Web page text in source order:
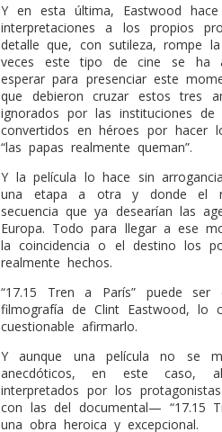
Y en esta última, Eastwood
interpretaciones a los propios
detalle que, con sutileza, rompe
veces este tipo de cine se ha
esperar para presenciar este
que debieron cruzar estos tres
ignorados por las instituciones
convertidos en héroes por hacer
“las papas realmente queman”.
Y la película lo hace sin
una etapa a otra y donde el
secuencia que ya desearían las
Europa. Todo para llegar a ese
la coincidencia o el destino los
realmente hechos.
“17.15 Tren a París” puede
filmografía de Clint Eastwood, lo
cuestionable afirmarlo.
Y aunque una película no se
anecdóticos, en este caso,
interpretados por los
con las del documental— “17.15
una obra heroica y excepcional.